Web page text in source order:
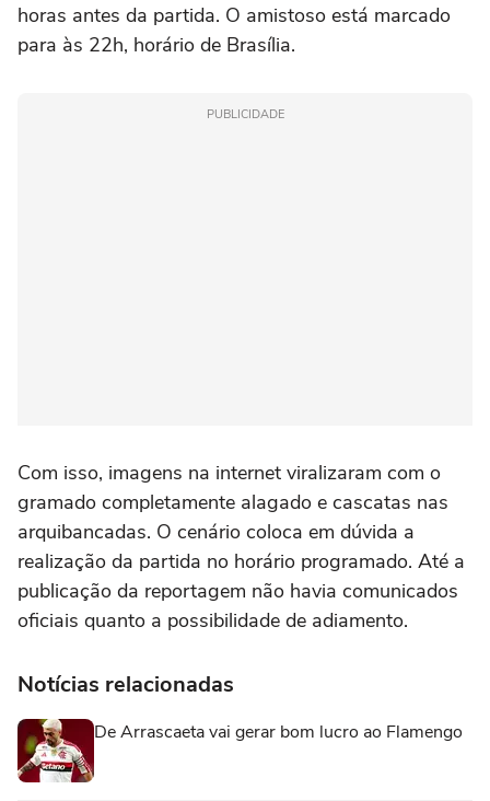
horas antes da partida. O amistoso está marcado
para às 22h, horário de Brasília.
PUBLICIDADE
Com isso, imagens na internet viralizaram com o
gramado completamente alagado e cascatas nas
arquibancadas. O cenário coloca em dúvida a
realização da partida no horário programado. Até a
publicação da reportagem não havia comunicados
oficiais quanto a possibilidade de adiamento.
Notícias relacionadas
De Arrascaeta vai gerar bom lucro ao Flamengo